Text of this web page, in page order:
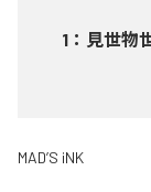
1 ： 見世物
MAD’S iNK